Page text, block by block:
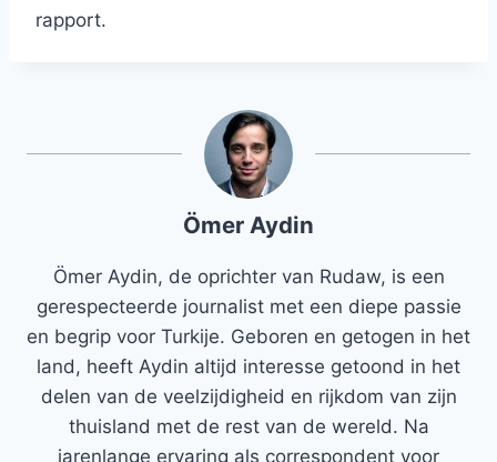
rapport.
Ömer Aydin
Ömer Aydin, de oprichter van Rudaw, is een
gerespecteerde journalist met een diepe passie
en begrip voor Turkije. Geboren en getogen in het
land, heeft Aydin altijd interesse getoond in het
delen van de veelzijdigheid en rijkdom van zijn
thuisland met de rest van de wereld. Na
jarenlange ervaring als correspondent voor